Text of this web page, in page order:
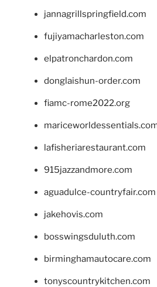
jannagrillspringfield.com
fujiyamacharleston.com
elpatronchardon.com
donglaishun-order.com
fiamc-rome2022.org
lafisheriarestaurant.com
915jazzandmore.com
aguadulce-countryfair.com
jakehovis.com
bosswingsduluth.com
birminghamautocare.com
tonyscountrykitchen.com